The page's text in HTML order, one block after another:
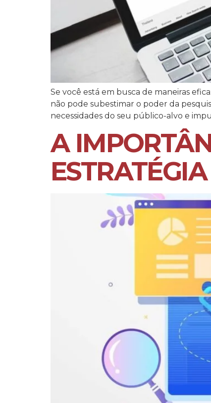
Se você está em busca de maneiras
não pode subestimar o poder da
necessidades do seu público-alvo e
A